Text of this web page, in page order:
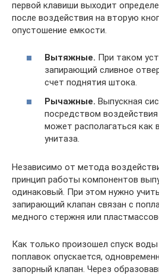
первой клавиши выходит
после воздействия на вторую
опустошение емкости.
Вытяжные. При таком
запирающий сливное
счет поднятия штока.
Рычажные. Выпускная
посредством
может располагаться как
унитаза.
Независимо от метода
принцип работы компонентов
одинаковый. При этом нужно
запирающий клапан связан с
медного стержня или
Как только произошел спуск воды
поплавок опускается,
запорный клапан. Через